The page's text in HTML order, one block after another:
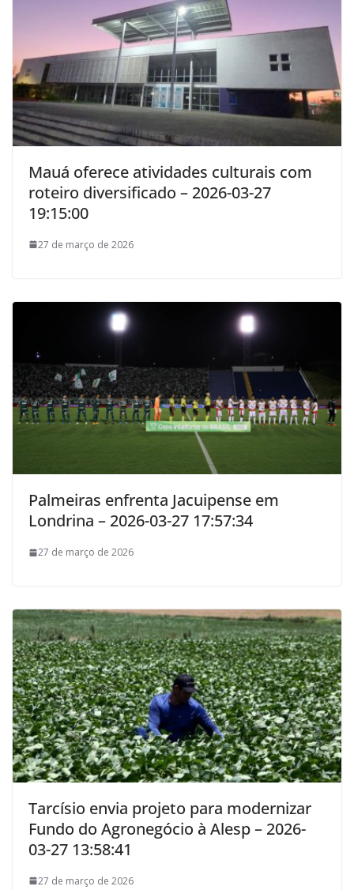
Mauá oferece atividades culturais com
roteiro diversificado – 2026-03-27
19:15:00
27 de março de 2026
Palmeiras enfrenta Jacuipense em
Londrina – 2026-03-27 17:57:34
27 de março de 2026
Tarcísio envia projeto para modernizar
Fundo do Agronegócio à Alesp – 2026-
03-27 13:58:41
27 de março de 2026